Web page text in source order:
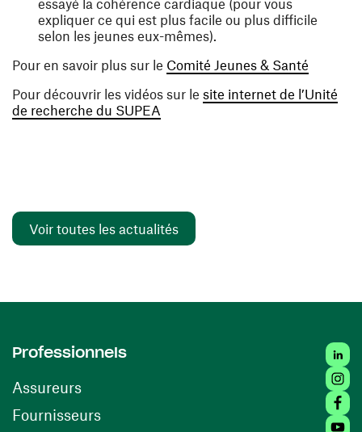
essayé la cohérence cardiaque (pour vous
expliquer ce qui est plus facile ou plus difficile
selon les jeunes eux-mêmes).
Pour en savoir plus sur le Comité Jeunes & Santé
Pour découvrir les vidéos sur le site internet de l’Unité
de recherche du SUPEA
Voir toutes les actualités
Professionnels
Assureurs
Fournisseurs(ouvre une nouvelle fenêtre)